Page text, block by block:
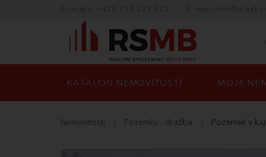
KATALOG NEMOVITOSTÍ MOJE
Nemovitosti › Pozemky - dražba › Pozemek v